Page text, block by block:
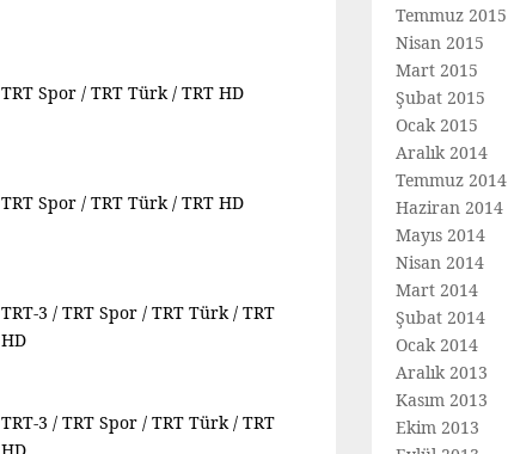
TRT Spor / TRT Türk / TRT HD
TRT Spor / TRT Türk / TRT HD
TRT-3 / TRT Spor / TRT Türk / TRT
HD
TRT-3 / TRT Spor / TRT Türk / TRT
HD
Temmuz 2015
Nisan 2015
Mart 2015
Şubat 2015
Ocak 2015
Aralık 2014
Temmuz 2014
Haziran 2014
Mayıs 2014
Nisan 2014
Mart 2014
Şubat 2014
Ocak 2014
Aralık 2013
Kasım 2013
Ekim 2013